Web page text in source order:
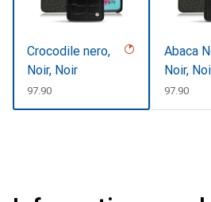
Crocodile nero,
Noir, Noir
CHF
97.90
Abaca
Noir,
CHF
97.90